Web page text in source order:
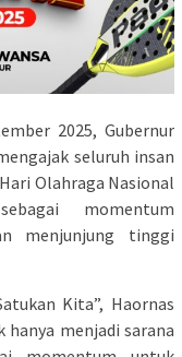
2025, Gubernur
seluruh insan
Olahraga Nasional
momentum
menjunjung tinggi
Kita”, Haornas
hanya menjadi sarana